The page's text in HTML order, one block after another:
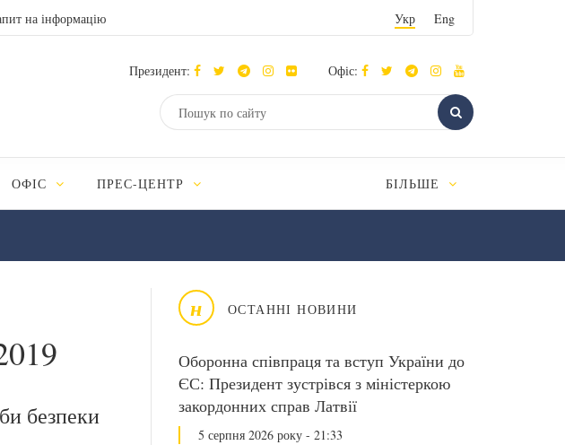
на інформацію Укр Eng
Президент: Офіс:
ОФІС ПРЕС-ЦЕНТР БІЛЬШЕ
н ОСТАННІ НОВИНИ
Оборонна співпраця та вступ України до
ЄС: Президент зустрівся з міністеркою
закордонних справ Латвії
5 серпня 2026 року - 21:33
безпеки